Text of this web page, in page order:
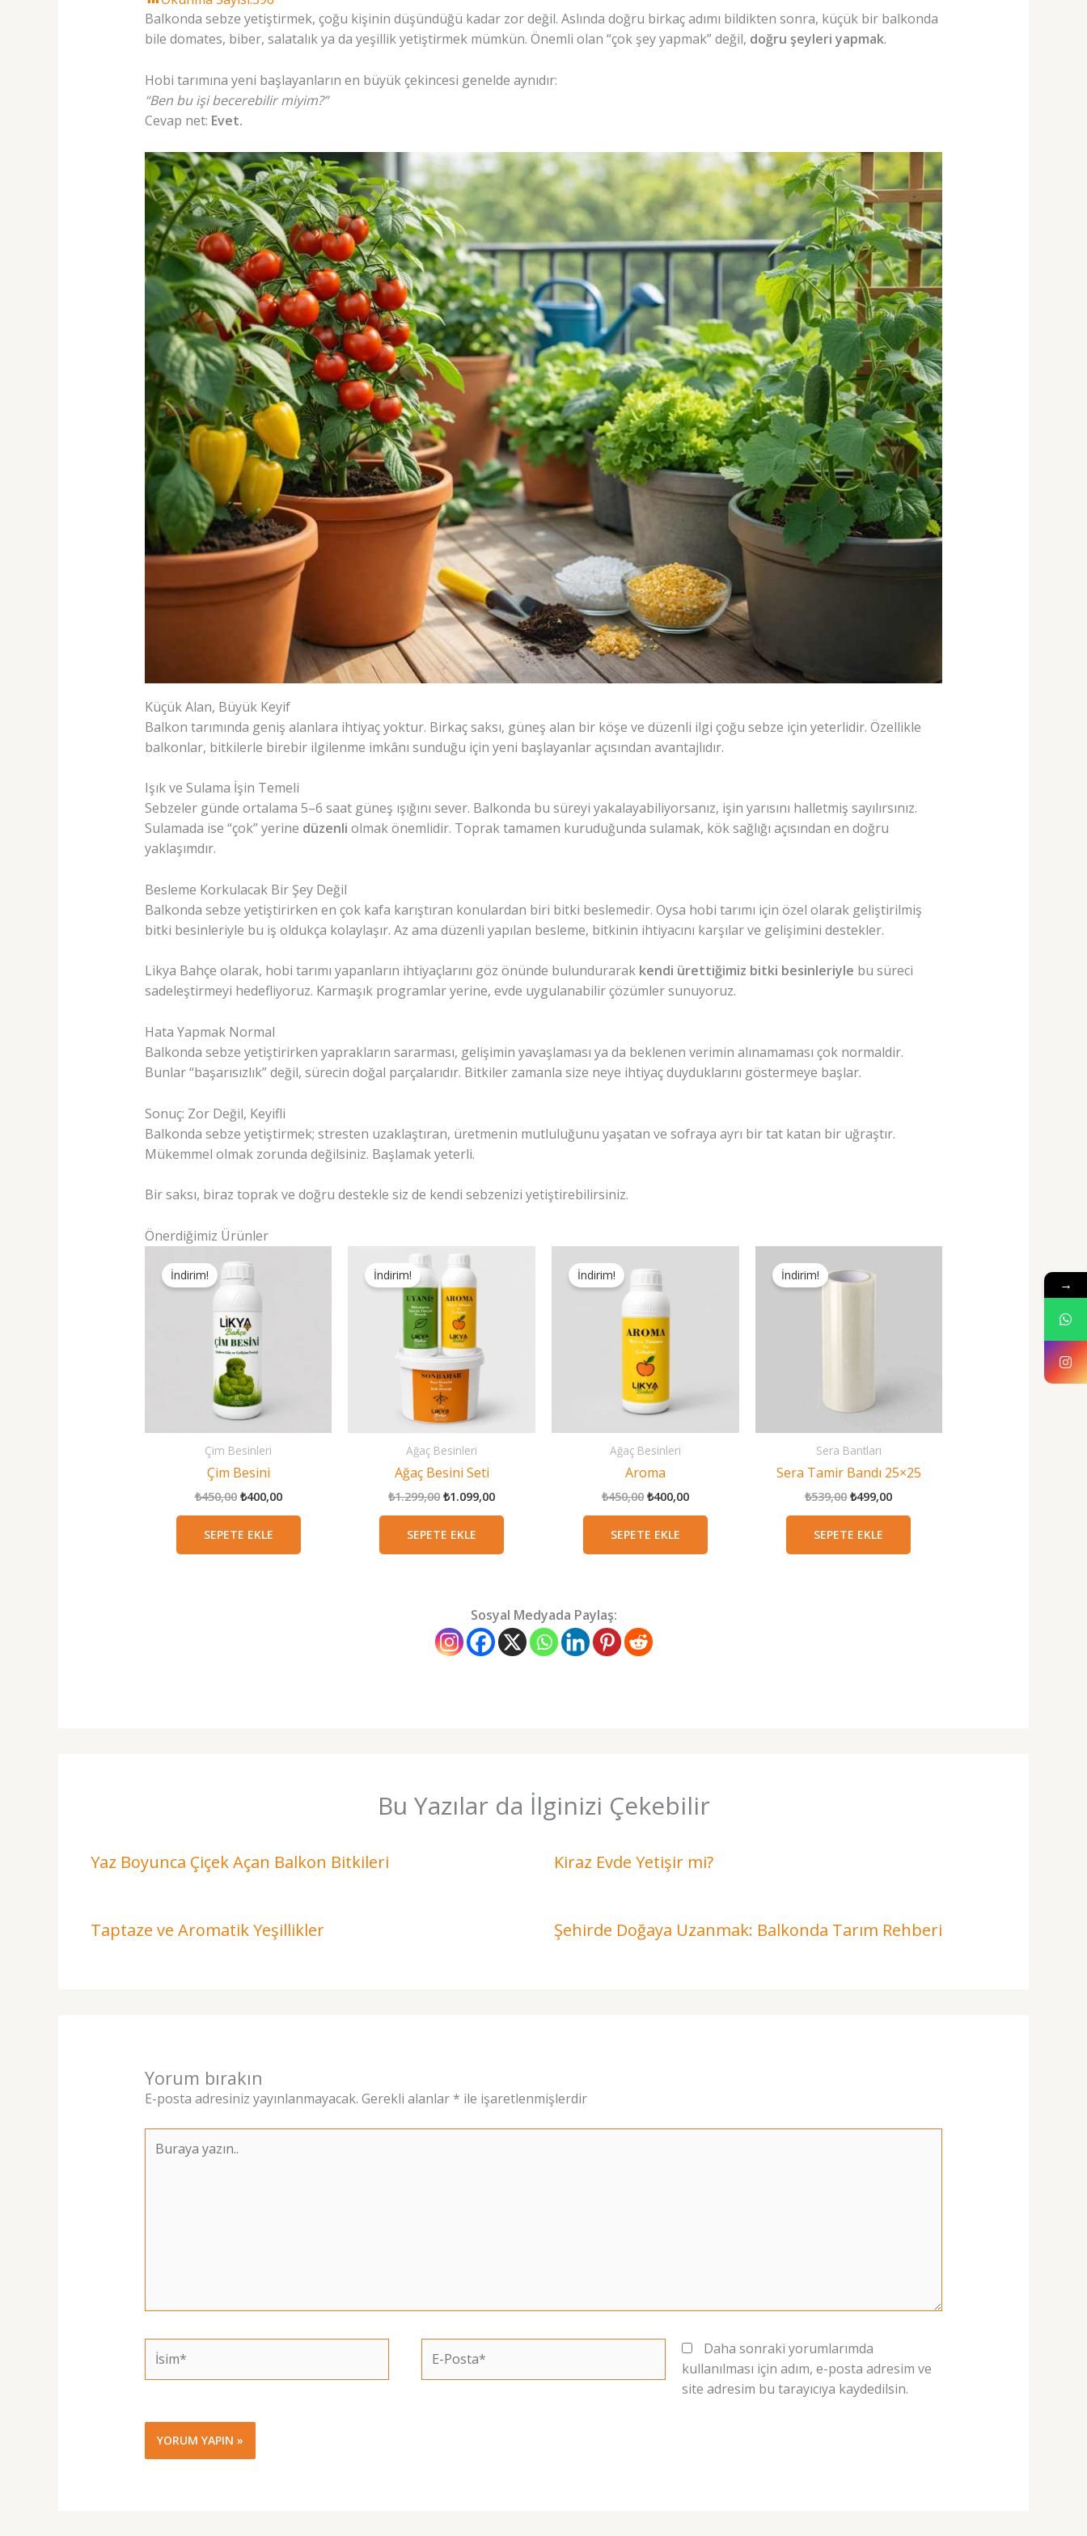
Balkonda sebze yetiştirmek, çoğu kişinin düşündüğü kadar zor değil. Aslında doğru birkaç adımı bildikten sonra, küçük bir balkonda
bile domates, biber, salatalık ya da yeşillik yetiştirmek mümkün. Önemli olan “çok şey yapmak” değil, doğru şeyleri yapmak.
Hobi tarımına yeni başlayanların en büyük çekincesi genelde aynıdır:
“Ben bu işi becerebilir miyim?”
Cevap net: Evet.
Küçük Alan, Büyük Keyif
Balkon tarımında geniş alanlara ihtiyaç yoktur. Birkaç saksı, güneş alan bir köşe ve düzenli ilgi çoğu sebze için yeterlidir. Özellikle
balkonlar, bitkilerle birebir ilgilenme imkânı sunduğu için yeni başlayanlar açısından avantajlıdır.
Işık ve Sulama İşin Temeli
Sebzeler günde ortalama 5–6 saat güneş ışığını sever. Balkonda bu süreyi yakalayabiliyorsanız, işin yarısını halletmiş sayılırsınız.
Sulamada ise “çok” yerine düzenli olmak önemlidir. Toprak tamamen kuruduğunda sulamak, kök sağlığı açısından en doğru
yaklaşımdır.
Besleme Korkulacak Bir Şey Değil
Balkonda sebze yetiştirirken en çok kafa karıştıran konulardan biri bitki beslemedir. Oysa hobi tarımı için özel olarak geliştirilmiş
bitki besinleriyle bu iş oldukça kolaylaşır. Az ama düzenli yapılan besleme, bitkinin ihtiyacını karşılar ve gelişimini destekler.
Likya Bahçe olarak, hobi tarımı yapanların ihtiyaçlarını göz önünde bulundurarak kendi ürettiğimiz bitki besinleriyle bu süreci
sadeleştirmeyi hedefliyoruz. Karmaşık programlar yerine, evde uygulanabilir çözümler sunuyoruz.
Hata Yapmak Normal
Balkonda sebze yetiştirirken yaprakların sararması, gelişimin yavaşlaması ya da beklenen verimin alınamaması çok normaldir.
Bunlar “başarısızlık” değil, sürecin doğal parçalarıdır. Bitkiler zamanla size neye ihtiyaç duyduklarını göstermeye başlar.
Sonuç: Zor Değil, Keyifli
Balkonda sebze yetiştirmek; stresten uzaklaştıran, üretmenin mutluluğunu yaşatan ve sofraya ayrı bir tat katan bir uğraştır.
Mükemmel olmak zorunda değilsiniz. Başlamak yeterli.
Bir saksı, biraz toprak ve doğru destekle siz de kendi sebzenizi yetiştirebilirsiniz.
Önerdiğimiz Ürünler
İndirim!
Çim Besinleri
Çim Besini
₺450,00 Orijinal
₺400,00Şu
SEPETE EKLE
İndirim!
Ağaç Besinleri
Ağaç Besini Seti
₺1.299,00 Orijinal
₺1.099,00Şu
SEPETE EKLE
İndirim!
Ağaç Besinleri
Aroma
₺450,00 Orijinal
₺400,00Şu
SEPETE EKLE
İndirim!
Sera Bantları
Sera Tamir Bandı 25×25
₺539,00Orijinal
₺499,00Şu
SEPETE EKLE
Sosyal Medyada Paylaş:
Bu Yazılar da İlginizi Çekebilir
Yaz Boyunca Çiçek Açan Balkon Bitkileri Kiraz Evde Yetişir mi?
Taptaze ve Aromatik Yeşillikler Şehirde Doğaya Uzanmak: Balkonda Tarım Rehberi
Yorum bırakın
E-posta adresiniz yayınlanmayacak. Gerekli alanlar * ile işaretlenmişlerdir
yazın..
İsim*
Posta*
Daha sonraki yorumlarımda
kullanılması için adım, e-posta adresim ve
site adresim bu tarayıcıya kaydedilsin.
→